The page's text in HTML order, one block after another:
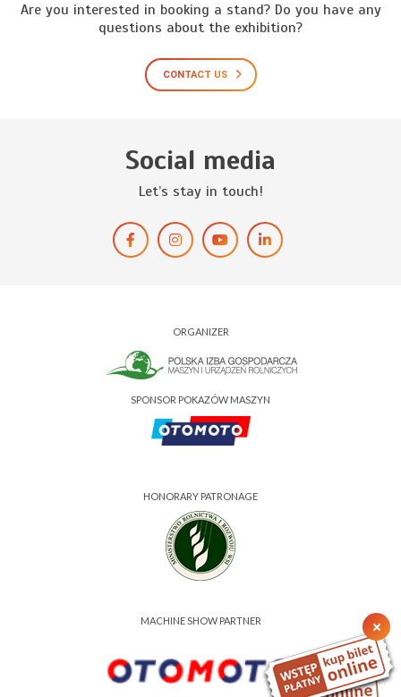
Are you interested in booking a stand? Do you have any
questions about the exhibition?
CONTACT US
Social media
Let’s stay in touch!
ORGANIZER
SPONSOR POKAZÓW MASZYN
HONORARY PATRONAGE
MACHINE SHOW PARTNER